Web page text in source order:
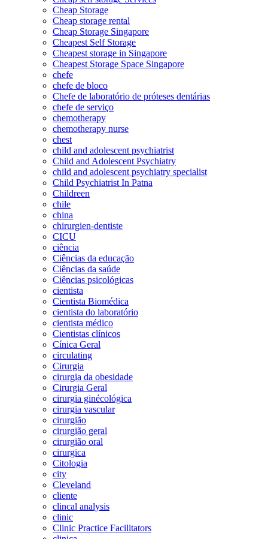
Cheap Storage
Cheap storage rental
Cheap Storage Singapore
Cheapest Self Storage
Cheapest storage in Singapore
Cheapest Storage Space Singapore
chefe
chefe de bloco
Chefe de laboratório de próteses dentárias
chefe de serviço
chemotherapy
chemotherapy nurse
chest
child and adolescent psychiatrist
Child and Adolescent Psychiatry
child and adolescent psychiatry specialist
Child Psychiatrist In Patna
Childreen
chile
china
chirurgien-dentiste
CICU
ciência
Ciências da educação
Ciências da saúde
Ciências psicológicas
cientista
Cientista Biomédica
cientista do laboratório
cientista médico
Cientistas clínicos
Cínica Geral
circulating
Cirurgia
cirurgia da obesidade
Cirurgia Geral
cirurgia ginécológica
cirurgia vascular
cirurgião
cirurgião geral
cirurgião oral
cirurgica
Citologia
city
Cleveland
cliente
clincal analysis
clinic
Clinic Practice Facilitators